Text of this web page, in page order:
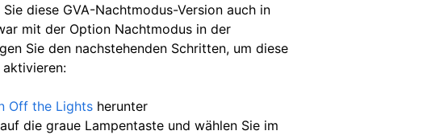
diese GVA-Nachtmodus-Version auch in
mit der Option Nachtmodus in der
Sie den nachstehenden Schritten, um diese
Off the Lights herunter
die graue Lampentaste und wählen Sie im